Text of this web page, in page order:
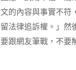
的內容與事實不符
法律追訴權。」然
跟網友筆戰，不要